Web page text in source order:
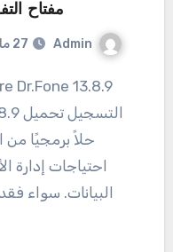
مفتاح
Admin 27 مارس، 2026
13.8.9 Wondershare Dr.Fone الكراك + رمز
حلاً برمجيًا من
احتياجات إدارة
البيانات. سواء